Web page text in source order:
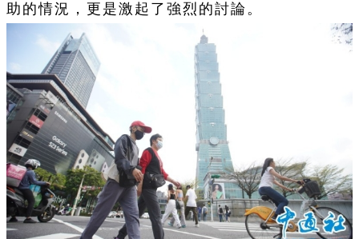
助的情況，更是激起了強烈的討論。